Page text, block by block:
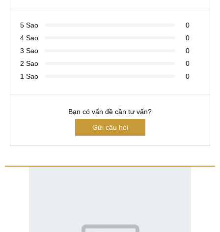
5 Sao
0
4 Sao
0
3 Sao
0
2 Sao
0
1 Sao
0
Bạn có vấn đề cần tư vấn?
Gửi câu hỏi